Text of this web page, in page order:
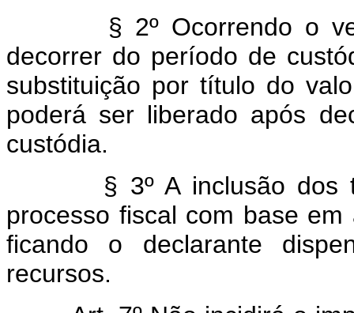
§ 2º Ocorrendo o
decorrer do período de
substituição por título do
poderá ser liberado após
custódia.
§ 3º A inclusão dos
processo fiscal com base
ficando o declarante
recursos.